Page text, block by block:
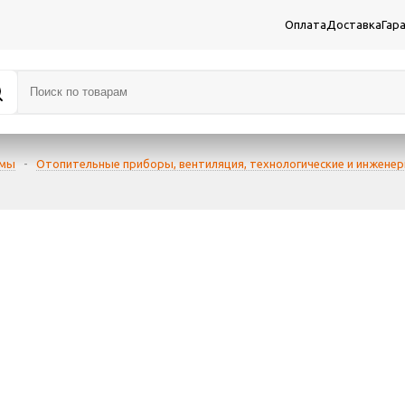
ОплатаДоставка
- Отопительные приборы, вентиляция, технологические и